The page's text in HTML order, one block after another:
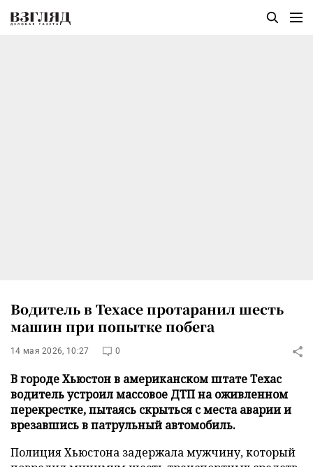
Водитель в Техасе протаранил шесть
машин при попытке побега
14 мая 2026, 10:27 0
В городе Хьюстон в американском штате Техас
водитель устроил массовое ДТП на оживленном
перекрестке, пытаясь скрыться с места аварии и
врезавшись в патрульный автомобиль.
Полиция Хьюстона задержала мужчину, который